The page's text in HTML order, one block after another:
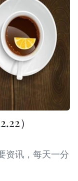
）
资讯，每天一分